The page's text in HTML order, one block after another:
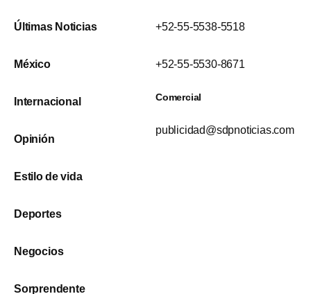
Últimas Noticias
México
Internacional
Opinión
Estilo de vida
Deportes
Negocios
Sorprendente
+52-55-5538-5518
+52-55-5530-8671
Comercial
publicidad@sdpnoticias.com